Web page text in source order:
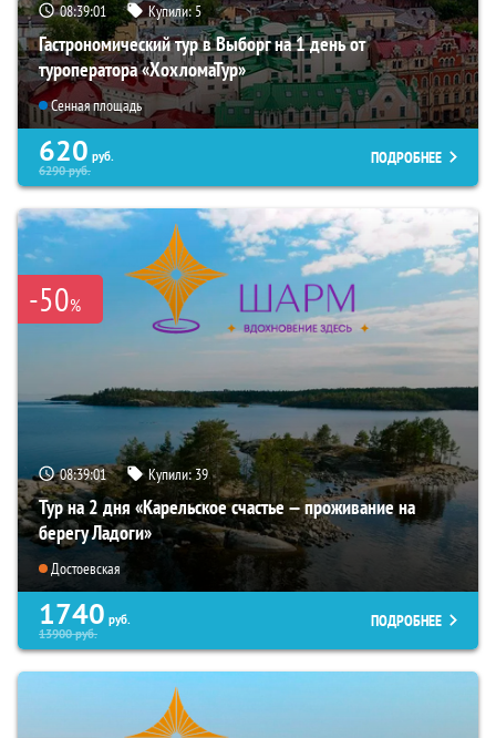
08:38:59 Купили:5
Гастрономический тур в Выборг на 1 день от
туроператора «ХохломаТур»
Сенная площадь
620 руб.
6290руб.
ПОДРОБНЕЕ
-50%
08:38:59 Купили:39
Тур на 2 дня «Карельское счастье — проживание на
берегу Ладоги»
Достоевская
1740 руб.
13900руб.
ПОДРОБНЕЕ